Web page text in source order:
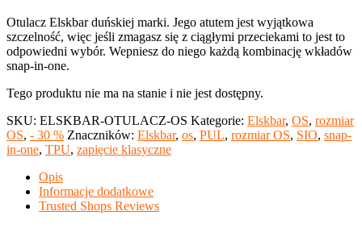
Otulacz Elskbar duńskiej marki. Jego atutem jest wyjątkowa
szczelność, więc jeśli zmagasz się z ciągłymi przeciekami to jest to
odpowiedni wybór. Wepniesz do niego każdą kombinację wkładów
snap-in-one.
Tego produktu nie ma na stanie i nie jest dostępny.
SKU: ELSKBAR-OTULACZ-OS Kategorie: Elskbar, OS, rozmiar
OS, - 30 % Znaczników: Elskbar, os, PUL, rozmiar OS, SIO, snap-
in-one, TPU, zapięcie klasyczne
Opis
Informacje dodatkowe
Trusted Shops Reviews